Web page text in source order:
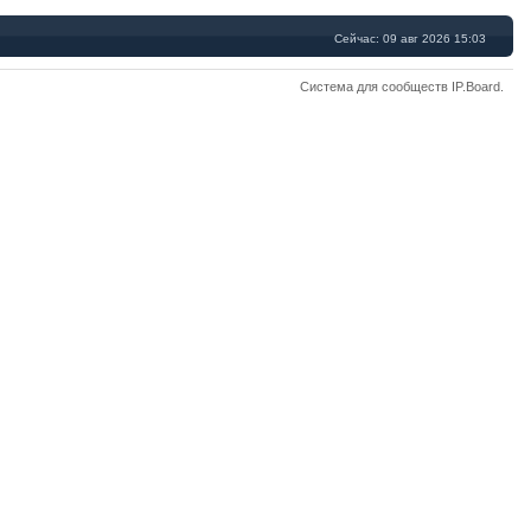
Сейчас: 09 авг 2026 15:03
Система для сообществ IP.Board